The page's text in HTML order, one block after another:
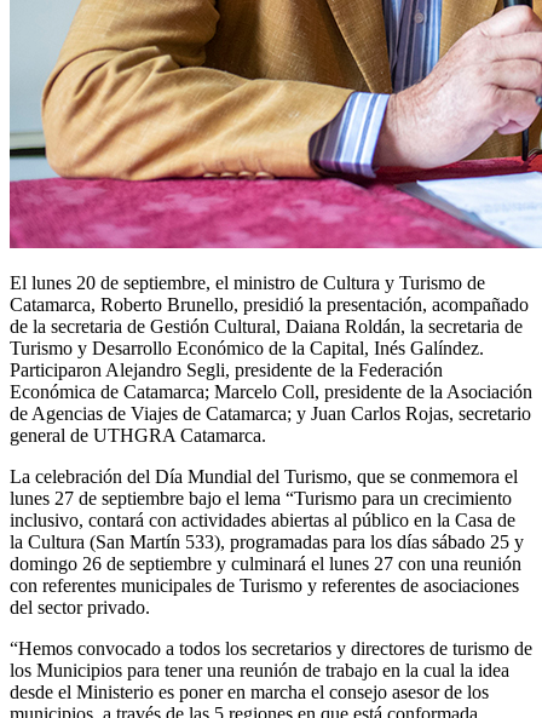
El lunes 20 de septiembre, el ministro de Cultura y Turismo de
Catamarca, Roberto Brunello, presidió la presentación, acompañado
de la secretaria de Gestión Cultural, Daiana Roldán, la secretaria de
Turismo y Desarrollo Económico de la Capital, Inés Galíndez.
Participaron Alejandro Segli, presidente de la Federación
Económica de Catamarca; Marcelo Coll, presidente de la Asociación
de Agencias de Viajes de Catamarca; y Juan Carlos Rojas, secretario
general de UTHGRA Catamarca.
La celebración del Día Mundial del Turismo, que se conmemora el
lunes 27 de septiembre bajo el lema “Turismo para un crecimiento
inclusivo, contará con actividades abiertas al público en la Casa de
la Cultura (San Martín 533), programadas para los días sábado 25 y
domingo 26 de septiembre y culminará el lunes 27 con una reunión
con referentes municipales de Turismo y referentes de asociaciones
del sector privado.
“Hemos convocado a todos los secretarios y directores de turismo de
los Municipios para tener una reunión de trabajo en la cual la idea
desde el Ministerio es poner en marcha el consejo asesor de los
municipios, a través de las 5 regiones en que está conformada